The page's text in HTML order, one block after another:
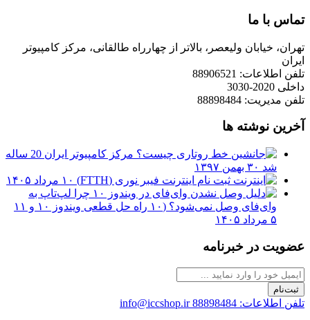
تماس با ما
تهران، خیابان ولیعصر، بالاتر از چهارراه طالقانی، مرکز کامپیوتر
ایران
تلفن اطلاعات: 88906521
داخلی 2020-3030
تلفن مدیریت: 88898484
آخرین نوشته ها
مرکز کامپیوتر ایران 20 ساله
شد ۳۰ بهمن ۱۳۹۷
ثبت نام اینترنت فیبر نوری (FTTH)
۱۰ مرداد ۱۴۰۵
چرا لپ‌تاپ به
وای‌فای وصل نمی‌شود؟ (۱۰ راه حل قطعی ویندوز ۱۰ و ۱۱
۵ مرداد ۱۴۰۵
عضویت در خبرنامه
ثبت‌نام
تلفن اطلاعات: 88898484 info@iccshop.ir